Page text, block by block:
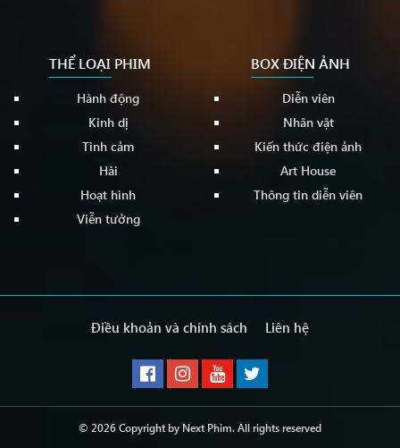
THỂ LOẠI PHIM
Hành động
Kinh dị
Tình cảm
Hài
Hoạt hình
Viễn tưởng
BOX ĐIỆN ẢNH
Diễn viên
Nhân vật
Kiến thức điện ảnh
Art House
Thông tin diễn viên
Điều khoản và chính sách Liên hệ
© 2026 Copyright by Next Phim. All rights reserved